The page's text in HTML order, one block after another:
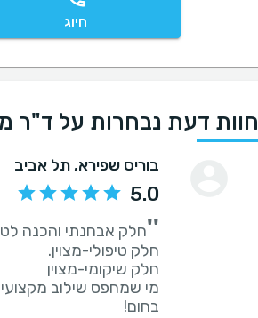
חיוג
חוות דעת נבחרות על ד"ר
בוריס שפירא, תל אביב
5.0
''
מי שמחפס שילוב
בחום!